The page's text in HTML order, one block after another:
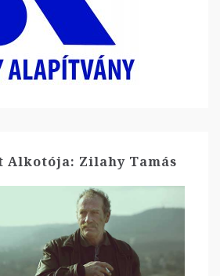
Alkotója: Zilahy Tamás